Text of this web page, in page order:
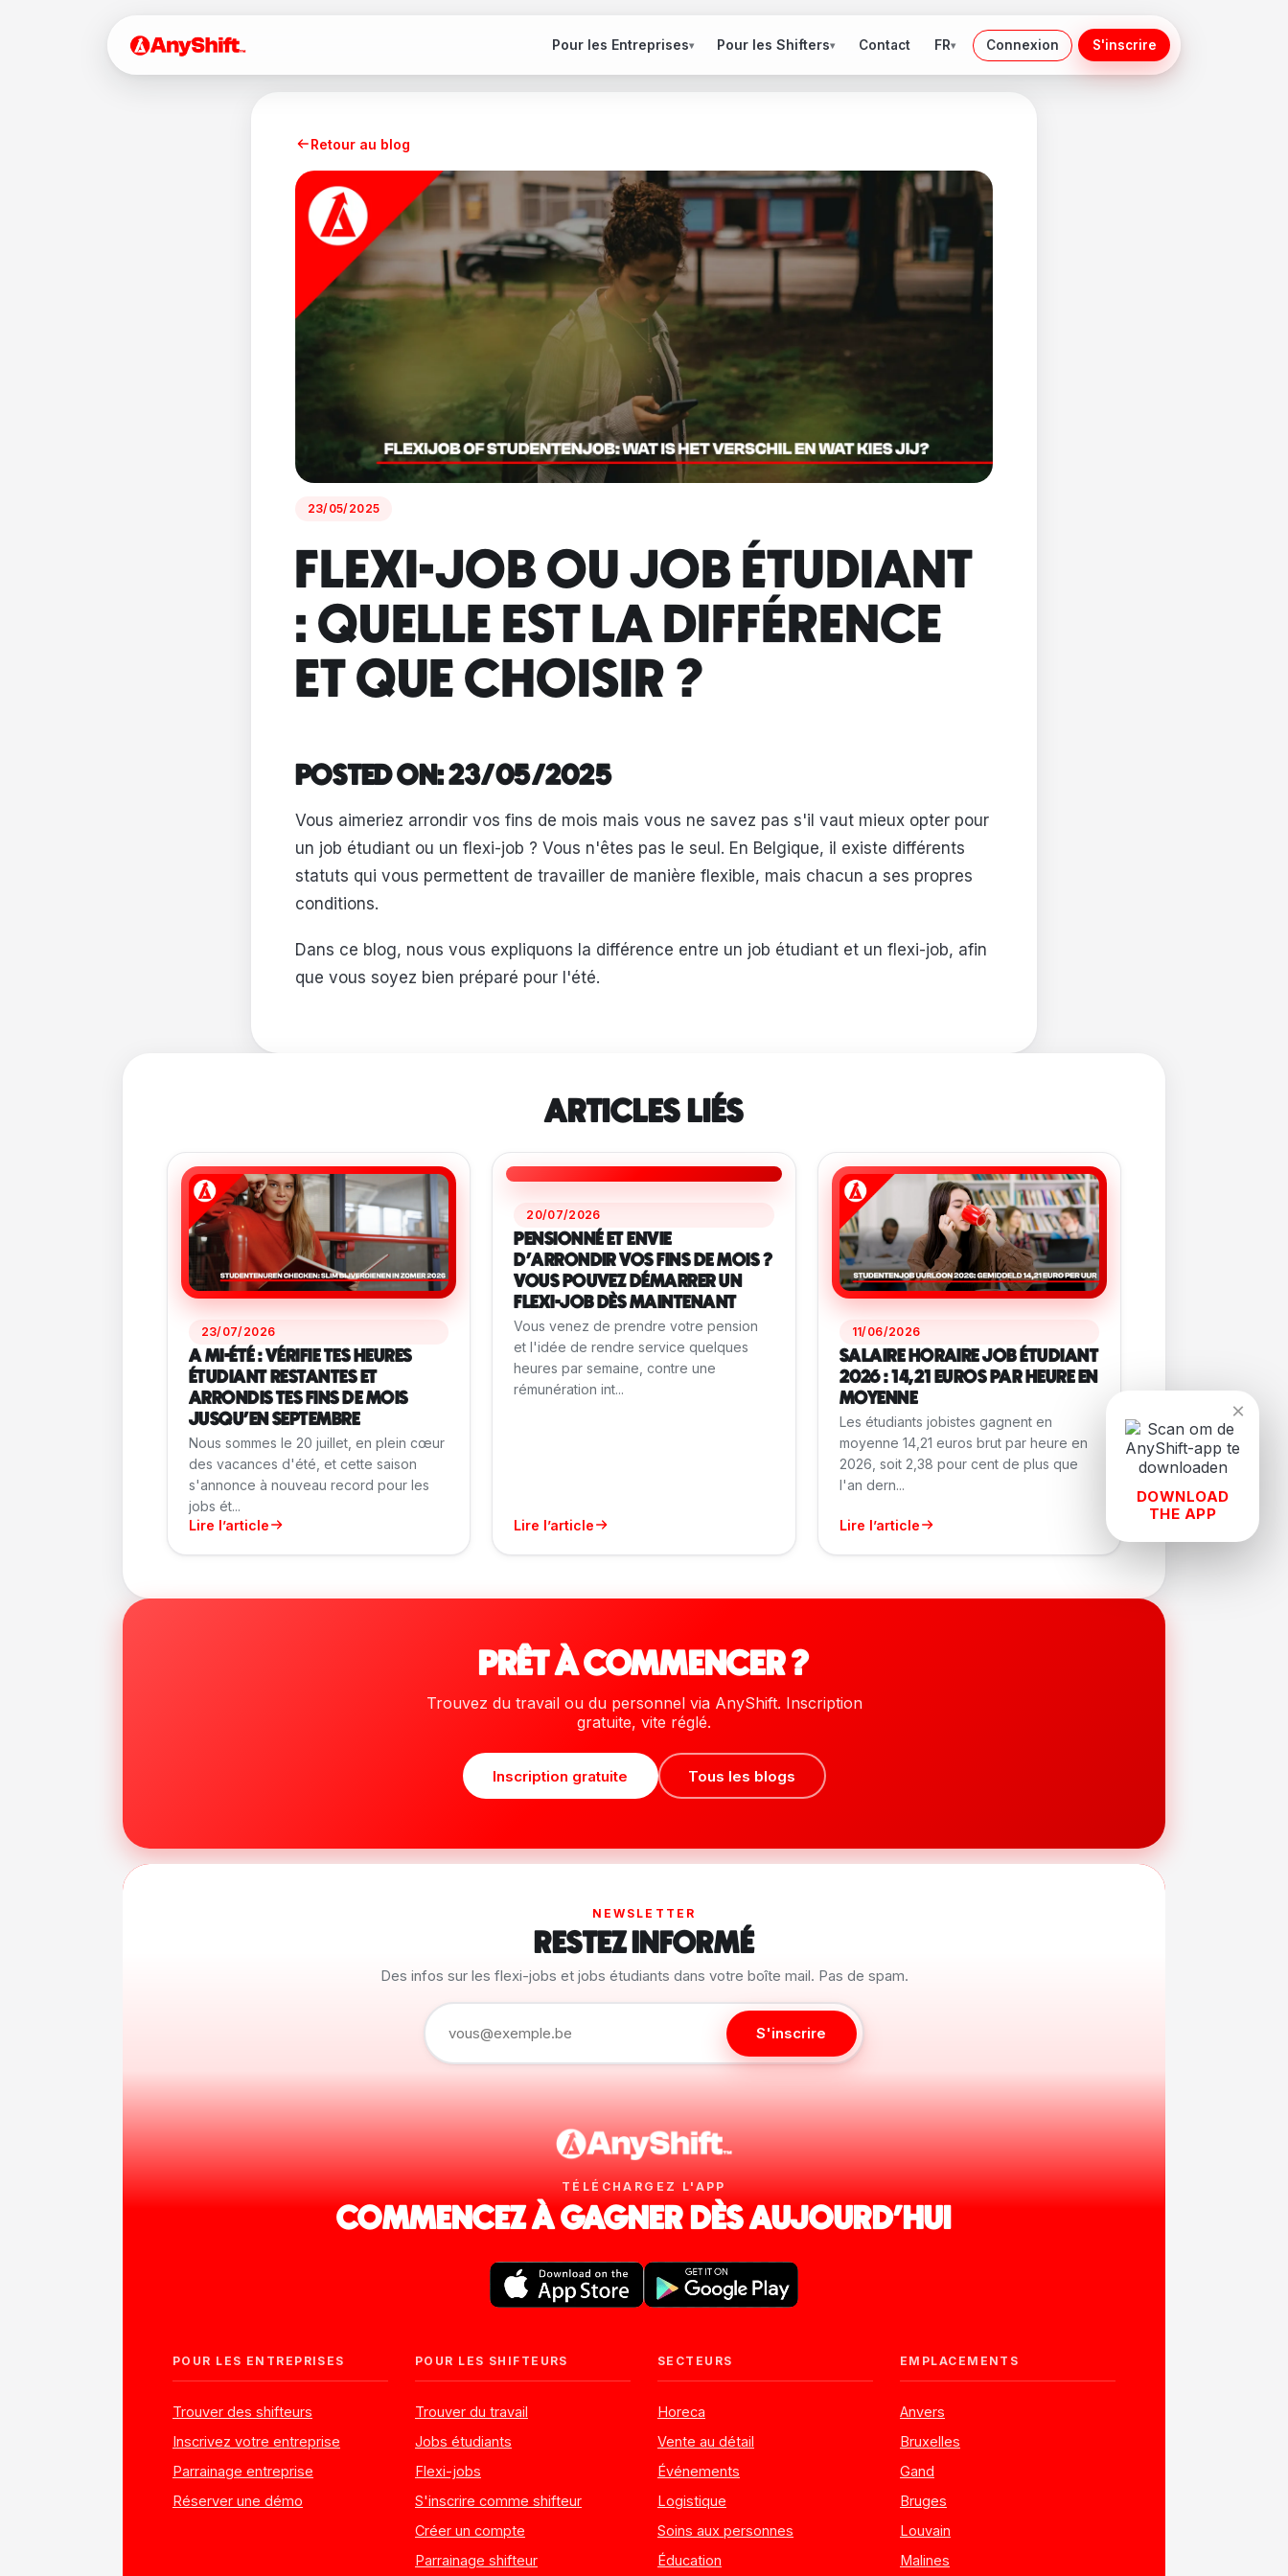
Pour les Entreprises▾ Pour les Shifters▾ Contact FR▾ Connexion S'inscrire
Retour au blog
23/05/2025
FLEXI-JOB OU JOB ÉTUDIANT
: QUELLE EST LA DIFFÉRENCE
ET QUE CHOISIR ?
POSTED ON: 23/05/2025
Vous aimeriez arrondir vos fins de mois mais vous ne savez pas s'il vaut mieux opter pour
un job étudiant ou un flexi-job ? Vous n'êtes pas le seul. En Belgique, il existe différents
statuts qui vous permettent de travailler de manière flexible, mais chacun a ses propres
conditions.
Dans ce blog, nous vous expliquons la différence entre un job étudiant et un flexi-job, afin
que vous soyez bien préparé pour l'été.
ARTICLES LIÉS
23/07/2026
A MI-ÉTÉ : VÉRIFIE TES HEURES
ÉTUDIANT RESTANTES ET
ARRONDIS TES FINS DE MOIS
JUSQU'EN SEPTEMBRE
Nous sommes le 20 juillet, en plein cœur
des vacances d'été, et cette saison
s'annonce à nouveau record pour les
jobs ét...
Lire l’article
20/07/2026
PENSIONNÉ ET ENVIE
D'ARRONDIR VOS FINS DE MOIS ?
VOUS POUVEZ DÉMARRER UN
FLEXI-JOB DÈS MAINTENANT
Vous venez de prendre votre pension
et l'idée de rendre service quelques
heures par semaine, contre une
rémunération int...
Lire l’article
11/06/2026
SALAIRE HORAIRE JOB ÉTUDIANT
2026 : 14,21 EUROS PAR HEURE EN
MOYENNE
Les étudiants jobistes gagnent en
moyenne 14,21 euros brut par heure en
2026, soit 2,38 pour cent de plus que
l'an dern...
Lire l’article
PRÊT À COMMENCER ?
Trouvez du travail ou du personnel via AnyShift. Inscription
gratuite, vite réglé.
Inscription gratuite Tous les blogs
NEWSLETTER
RESTEZ INFORMÉ
Des infos sur les flexi-jobs et jobs étudiants dans votre boîte mail. Pas de spam.
S'inscrire
TÉLÉCHARGEZ L'APP
COMMENCEZ À GAGNER DÈS AUJOURD'HUI
POUR LES ENTREPRISES
Trouver des shifteurs
Inscrivez votre entreprise
Parrainage entreprise
Réserver une démo
POUR LES SHIFTEURS
Trouver du travail
Jobs étudiants
Flexi-jobs
S'inscrire comme shifteur
Créer un compte
Parrainage shifteur
SECTEURS
Horeca
Vente au détail
Événements
Logistique
Soins aux personnes
Éducation
EMPLACEMENTS
Anvers
Bruxelles
Gand
Bruges
Louvain
Malines
×
DOWNLOAD
THE APP